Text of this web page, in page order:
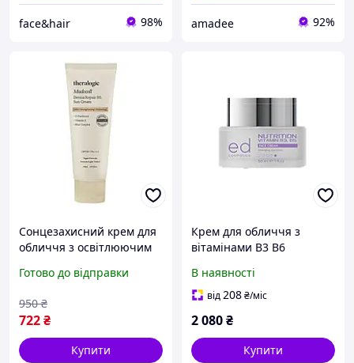
face&hair 98% amadee 92%
Сонцезахисний крем для
обличчя з освітлюючим
Madecell Derma Repair B5
Готово до відправки
722₴
950 ₴
Купити
Крем для обличчя з
вітамінами B3 B6
face cream ED Cosmetics
50 мл
В наявності
від208₴/міс
2 080₴
Купити